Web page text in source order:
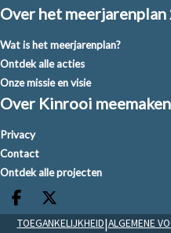
Over het
Wat is het meerjarenplan?
Ontdek alle acties
Onze missie en visie
Over Kinrooi meemaken
Privacy
Contact
Ontdek alle projecten
Deel op facebook
Deel op X
TOEGANKELIJKHEID|ALGEMENE